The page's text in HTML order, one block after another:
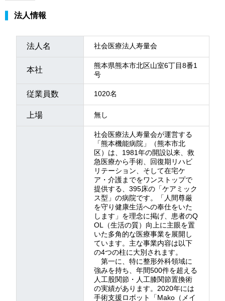
法人情報
法人名 社会医療法人寿量会
本社
熊本県熊本市北区山室6丁目8番1
号
従業員数 1020名
上場 無し
社会医療法人寿量会が運営する
「熊本機能病院」（熊本市北
区）は、1981年の開設以来、救
急医療から手術、回復期リハビ
リテーション、そして在宅ケ
ア・介護までをワンストップで
提供する、395床の「ケアミック
ス型」の病院です。「人間尊厳
を守り健康生活への奉仕をいた
します」を理念に掲げ、患者のQ
OL（生活の質）向上に主眼を置
いた多角的な医療事業を展開し
ています。主な事業内容は以下
の4つの柱に大別されます。
第一に、特に整形外科領域に
強みを持ち、年間500件を超える
人工股関節・人工膝関節置換術
の実績があります。2020年には
手術支援ロボット「Mako（メイ